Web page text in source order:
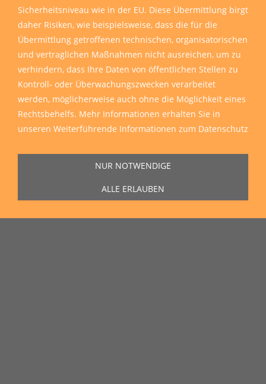
Sicherheitsniveau wie in der EU. Diese Übermittlung birgt
daher Risiken, wie beispielsweise, dass die für die
Übermittlung getroffenen technischen, organisatorischen
und vertraglichen Maßnahmen nicht ausreichen, um zu
verhindern, dass Ihre Daten von öffentlichen Stellen zu
Kontroll- oder Überwachungszwecken verarbeitet
werden, möglicherweise auch ohne die Möglichkeit eines
Rechtsbehelfs. Mehr Informationen erhalten Sie in
unseren Weiterführende Informationen zum Datenschutz
NUR NOTWENDIGE
ALLE ERLAUBEN